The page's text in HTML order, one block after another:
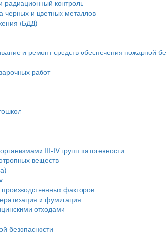
радиационный контроль
черных и цветных металлов
(БДД)
и ремонт средств обеспечения пожарной
работ
III-IV групп патогенности
веществ
факторов
и фумигация
отходами
безопасности